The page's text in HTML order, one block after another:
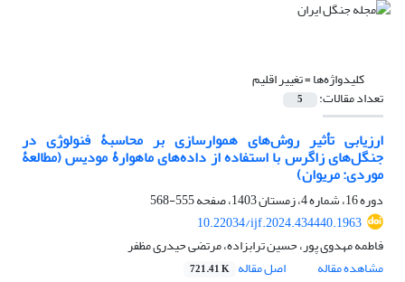
کلیدواژه‌ها =تغییر اقلیم
تعداد مقالات: 5
ارزیابی تأثیر روش‌های هموارسازی بر محاسبۀ فنولوژی در
جنگل‌های زاگرس با استفاده از داده‌های ماهوارۀ مودیس (مطالعۀ
موردی: مریوان)
دوره 16، شماره 4، زمستان 1403، صفحه
555-568
10.22034/ijf.2024.434440.1963
فاطمه مهدوی پور، حسین ترابزاده، مرتضی حیدری مظفر
مشاهده مقاله
اصل مقاله 721.41 K